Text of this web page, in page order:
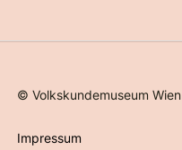
©Volkskundemuseum Wien
Impressum